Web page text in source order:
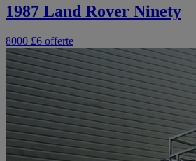
1987 Land Rover Ninety
8000 £6 offerte